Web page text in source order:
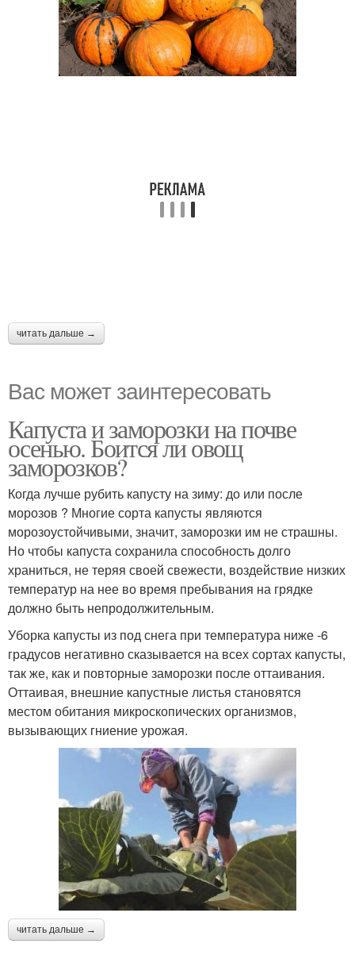
читать дальше →
Вас может заинтересовать
Капуста и заморозки на почве
осенью. Боится ли овощ
заморозков?
Когда лучше рубить капусту на зиму: до или после
морозов ? Многие сорта капусты являются
морозоустойчивыми, значит, заморозки им не страшны.
Но чтобы капуста сохранила способность долго
храниться, не теряя своей свежести, воздействие низких
температур на нее во время пребывания на грядке
должно быть непродолжительным.
Уборка капусты из под снега при температура ниже -6
градусов негативно сказывается на всех сортах капусты,
так же, как и повторные заморозки после оттаивания.
Оттаивая, внешние капустные листья становятся
местом обитания микроскопических организмов,
вызывающих гниение урожая.
читать дальше →